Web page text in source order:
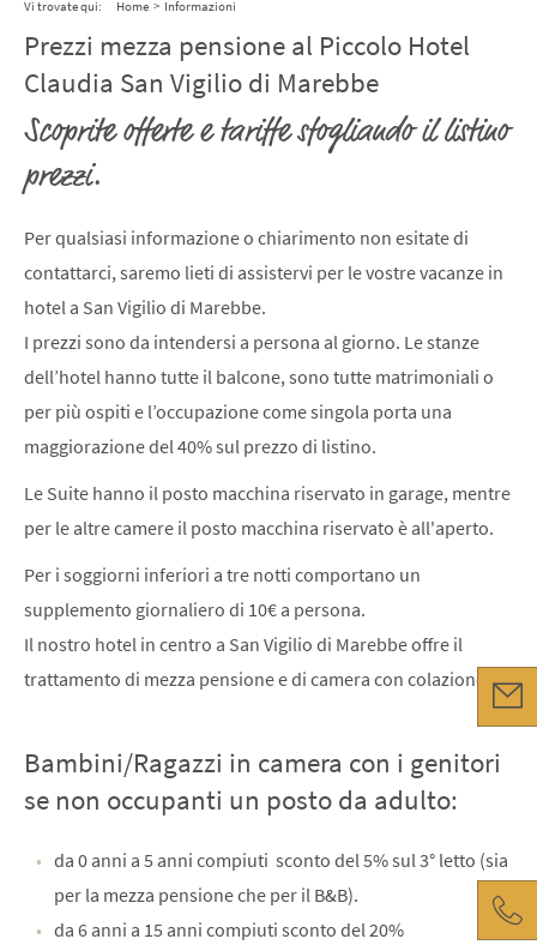
Vi trovate qui: Home > Informazioni
Prezzi mezza pensione al Piccolo Hotel
Claudia San Vigilio di Marebbe
Scoprite offerte e tariffe sfogliando il listino
prezzi.
Per qualsiasi informazione o chiarimento non esitate di
contattarci, saremo lieti di assistervi per le vostre vacanze in
hotel a San Vigilio di Marebbe.
I prezzi sono da intendersi a persona al giorno. Le stanze
dell’hotel hanno tutte il balcone, sono tutte matrimoniali o
per più ospiti e l’occupazione come singola porta una
maggiorazione del 40% sul prezzo di listino.
Le Suite hanno il posto macchina riservato in garage, mentre
per le altre camere il posto macchina riservato è all'aperto.
Per i soggiorni inferiori a tre notti comportano un
supplemento giornaliero di 10€ a persona.
Il nostro hotel in centro a San Vigilio di Marebbe offre il
trattamento di mezza pensione e di camera con colazione.
Bambini/Ragazzi in camera con i genitori
se non occupanti un posto da adulto:
da 0 anni a 5 anni compiuti sconto del 5% sul 3° letto (sia
per la mezza pensione che per il B&B).
da 6 anni a 15 anni compiuti sconto del 20%